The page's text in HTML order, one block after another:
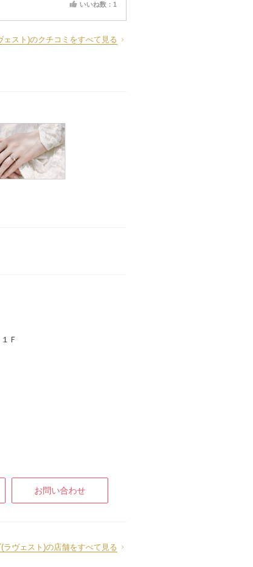
いいね数：1
ェスト)のクチコミをすべて見る
Ｆ
お問い合わせ
ラヴェスト)の店舗をすべて見る